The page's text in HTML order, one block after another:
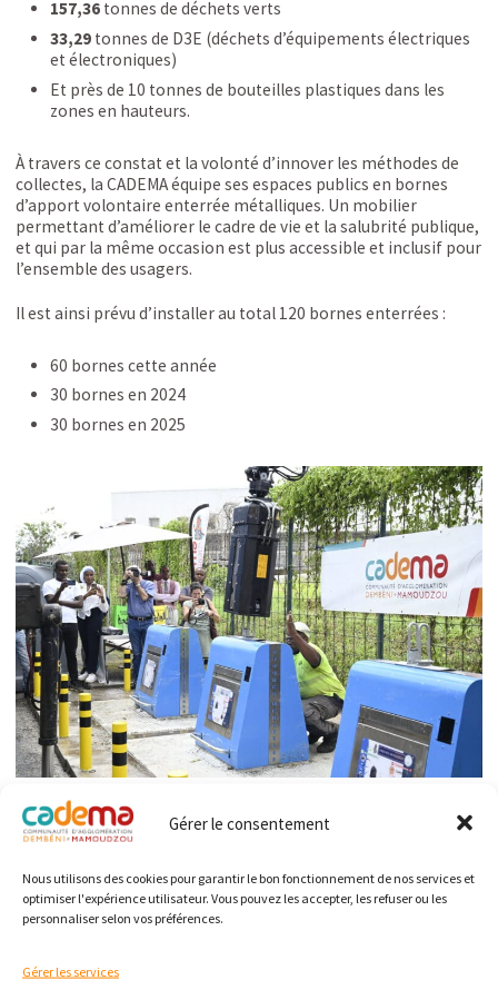
Gérer le consentement
Nous utilisons des cookies pour garantir le bon fonctionnement de nos services et
optimiser l'expérience utilisateur. Vous pouvez les accepter, les refuser ou les
personnaliser selon vos préférences.
Gérer les services
157,36tonnes de déchets verts
33,29tonnes de D3E (déchets d’équipements électriques
et électroniques)
Et près de 10 tonnes de bouteilles plastiques dans les
zones en hauteurs.
À travers ce constat et la volonté d’innover les méthodes de
collectes, la CADEMA équipe ses espaces publics en bornes
d’apport volontaire enterrée métalliques. Un mobilier
permettant d’améliorer le cadre de vie et la salubrité publique,
et qui par la même occasion est plus accessible et inclusif pour
l’ensemble des usagers.
Il est ainsi prévu d’installer au total 120 bornes enterrées :
60 bornes cette année
30 bornes en 2024
30 bornes en 2025
Démonstration de collecte des bornes enterrées.
RAMADAN : Modifications des horaires d’ouverture de la CADEMA